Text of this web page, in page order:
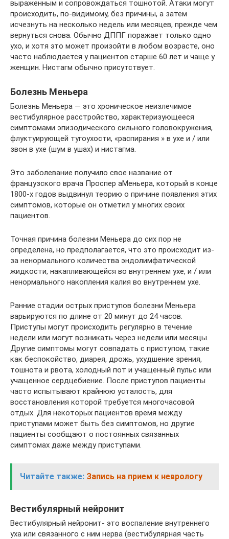
выраженным и сопровождаться тошнотой. Атаки могут
происходить, по-видимому, без причины, а затем
исчезнуть на несколько недель или месяцев, прежде чем
вернуться снова. Обычно ДППГ поражает только одно
ухо, и хотя это может произойти в любом возрасте, оно
часто наблюдается у пациентов старше 60 лет и чаще у
женщин. Нистагм обычно присутствует.
Болезнь Меньера
Болезнь Меньера — это хроническое неизлечимое
вестибулярное расстройство, характеризующееся
симптомами эпизодического сильного головокружения,
флуктуирующей тугоухости, «распирания » в ухе и / или
звон в ухе (шум в ушах) и нистагма.
Это заболевание получило свое название от
французского врача Проспер аМеньера, который в конце
1800-х годов выдвинул теорию о причине появления этих
симптомов, которые он отметил у многих своих
пациентов.
Точная причина болезни Меньера до сих пор не
определена, но предполагается, что это происходит из-
за ненормального количества эндолимфатической
жидкости, накапливающейся во внутреннем ухе, и / или
ненормального накопления калия во внутреннем ухе.
Ранние стадии острых приступов болезни Меньера
варьируются по длине от 20 минут до 24 часов.
Приступы могут происходить регулярно в течение
недели или могут возникать через недели или месяцы.
Другие симптомы могут совпадать с приступом, такие
как беспокойство, диарея, дрожь, ухудшение зрения,
тошнота и рвота, холодный пот и учащенный пульс или
учащенное сердцебиение. После приступов пациенты
часто испытывают крайнюю усталость, для
восстановления которой требуется многочасовой
отдых. Для некоторых пациентов время между
приступами может быть без симптомов, но другие
пациенты сообщают о постоянных связанных
симптомах даже между приступами.
Читайте также: Запись на прием к неврологу
Вестибулярный нейронит
Вестибулярный нейронит- это воспаление внутреннего
уха или связанного с ним нерва (вестибулярная часть